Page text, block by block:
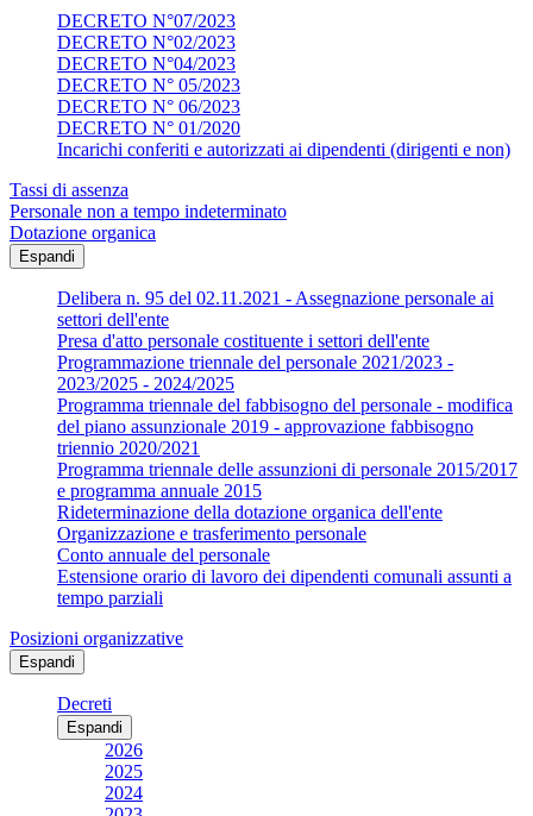
DECRETO N°07/2023
DECRETO N°02/2023
DECRETO N°04/2023
DECRETO N° 05/2023
DECRETO N° 06/2023
DECRETO N° 01/2020
Incarichi conferiti e autorizzati ai dipendenti (dirigenti e non)
Tassi di assenza
Personale non a tempo indeterminato
Dotazione organica
Espandi
Delibera n. 95 del 02.11.2021 - Assegnazione personale ai
settori dell'ente
Presa d'atto personale costituente i settori dell'ente
Programmazione triennale del personale 2021/2023 -
2023/2025 - 2024/2025
Programma triennale del fabbisogno del personale - modifica
del piano assunzionale 2019 - approvazione fabbisogno
triennio 2020/2021
Programma triennale delle assunzioni di personale 2015/2017
e programma annuale 2015
Rideterminazione della dotazione organica dell'ente
Organizzazione e trasferimento personale
Conto annuale del personale
Estensione orario di lavoro dei dipendenti comunali assunti a
tempo parziali
Posizioni organizzative
Espandi
Decreti
Espandi
2026
2025
2024